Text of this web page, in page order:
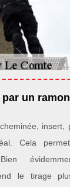
un
insert,
Cela
le tirage